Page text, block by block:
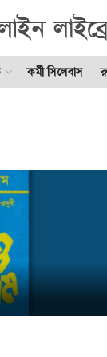
কর্মী সিলেবাস